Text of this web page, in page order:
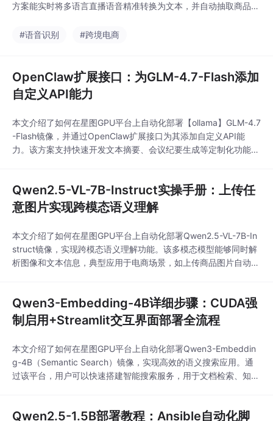
方案能实时将多语言直播语音精准转换为文本，并自动抽取商品规
跨境直播的运营效率与用户体验。
#语音识别 #跨境电商
OpenClaw扩展接口：为GLM-4.7-Flash添加
自定义API能力
本文介绍了如何在星图GPU平台上自动化部署【ollama】GLM-4.7
-Flash镜像，并通过OpenClaw扩展接口为其添加自定义API能
力。该方案支持快速开发文本摘要、会议纪要生成等定制化功能，
Qwen2.5-VL-7B-Instruct实操手册：上传任
意图片实现跨模态语义理解
本文介绍了如何在星图GPU平台上自动化部署Qwen2.5-VL-7B-In
struct镜像，实现跨模态语义理解功能。该多模态模型能够同时解
析图像和文本信息，典型应用于电商场景，如上传商品图片自动分
Qwen3-Embedding-4B详细步骤：CUDA强
制启用+Streamlit交互界面部署全流程
本文介绍了如何在星图GPU平台上自动化部署Qwen3-Embeddin
g-4B（Semantic Search）镜像，实现高效的语义搜索应用。通
过该平台，用户可以快速搭建智能搜索服务，用于文档检索、知识
Qwen2.5-1.5B部署教程：Ansible自动化脚